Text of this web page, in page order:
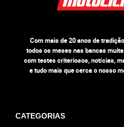
Com mais de 20 anos de
todos os meses nas bancas
com testes criteriosos, notícias,
e tudo mais que cerca o nosso
CATEGORIAS